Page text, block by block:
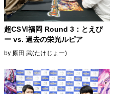
超CSⅥ福岡 Round 3：とえぴ
ー vs. 過去の栄光ルピア
by 原田 武(たけじょー)